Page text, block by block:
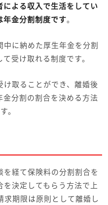
による収入で生活をしてい
年金分割制度です。
に納めた厚生年金を分割
受け取れる制度です。
取ることができ、離婚後
分割の割合を決める方法
。
経て保険料の分割割合を
決定してもらう方法で上
求期限は原則として離婚し